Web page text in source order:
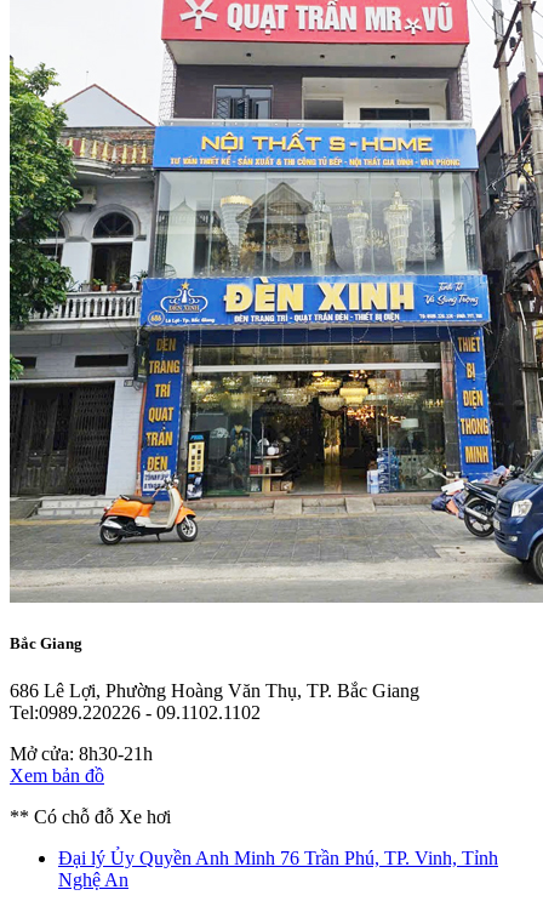
Bắc Giang
686 Lê Lợi, Phường Hoàng Văn Thụ, TP. Bắc Giang
Tel:0989.220226 - 09.1102.1102
Mở cửa: 8h30-21h
Xem bản đồ
** Có chỗ đỗ Xe hơi
Đại lý Ủy Quyền Anh Minh 76 Trần Phú, TP. Vinh, Tỉnh
Nghệ An